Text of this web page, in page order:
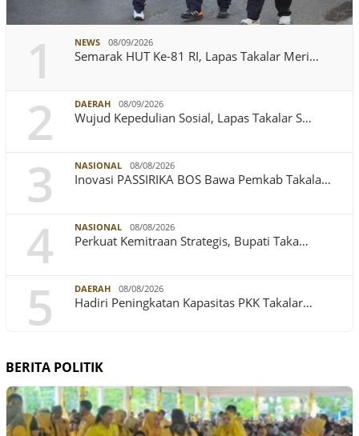
1 NEWS 08/09/2026
Semarak HUT Ke-81 RI, Lapas Takalar Meri…
2 DAERAH 08/09/2026
Wujud Kepedulian Sosial, Lapas Takalar S…
3 NASIONAL 08/08/2026
Inovasi PASSIRIKA BOS Bawa Pemkab Takala…
4 NASIONAL 08/08/2026
Perkuat Kemitraan Strategis, Bupati Taka…
5 DAERAH 08/08/2026
Hadiri Peningkatan Kapasitas PKK Takalar…
BERITA POLITIK